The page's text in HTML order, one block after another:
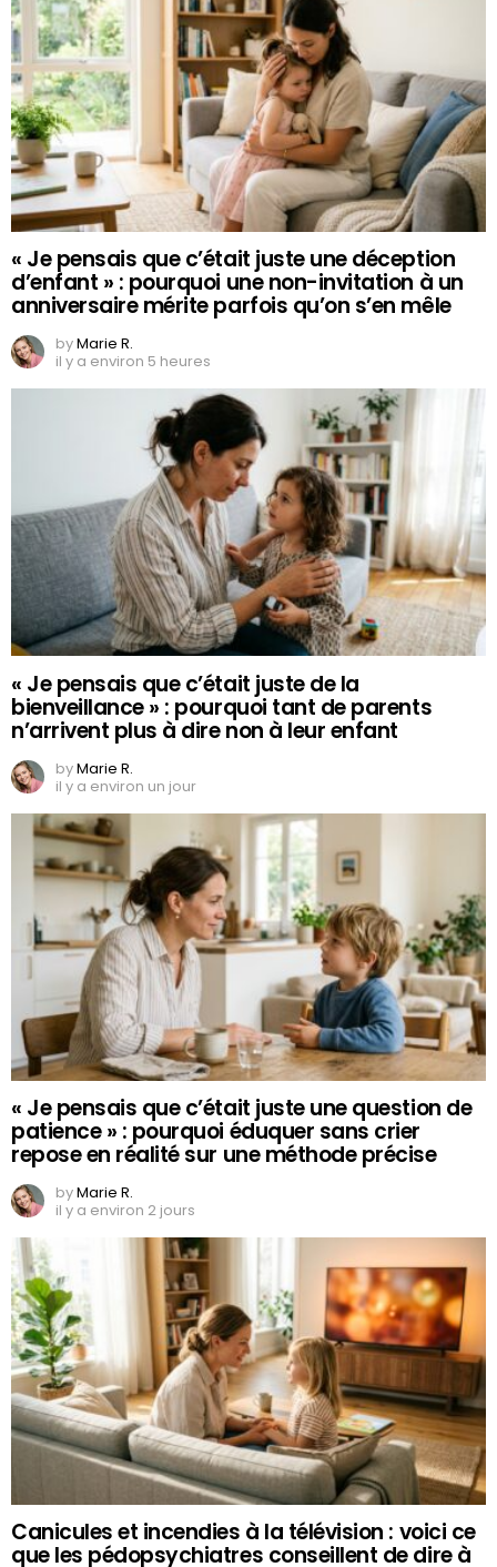
« Je pensais que c’était juste une déception
d’enfant » : pourquoi une non-invitation à un
anniversaire mérite parfois qu’on s’en mêle
byMarie R.
il y a environ 5 heures
« Je pensais que c’était juste de la
bienveillance » : pourquoi tant de parents
n’arrivent plus à dire non à leur enfant
byMarie R.
il y a environ un jour
« Je pensais que c’était juste une question de
patience » : pourquoi éduquer sans crier
repose en réalité sur une méthode précise
byMarie R.
il y a environ 2 jours
Canicules et incendies à la télévision : voici ce
que les pédopsychiatres conseillent de dire à